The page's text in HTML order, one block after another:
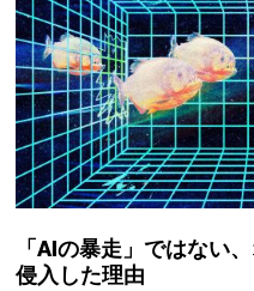
「AIの暴走」ではない
侵入した理由